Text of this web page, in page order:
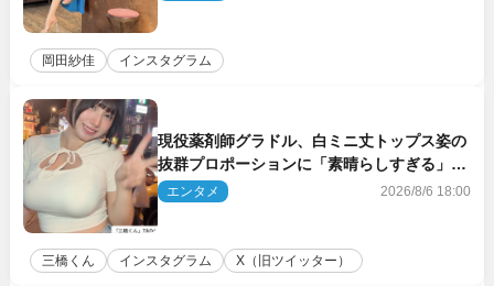
岡田紗佳 インスタグラム
現役薬剤師グラドル、白ミニ丈トップス姿の
抜群プロポーションに「素晴らしすぎる」
「すっっっご！」とネット絶賛
エンタメ 2026/8/6 18:00
三橋くん インスタグラム X（旧ツイッター）